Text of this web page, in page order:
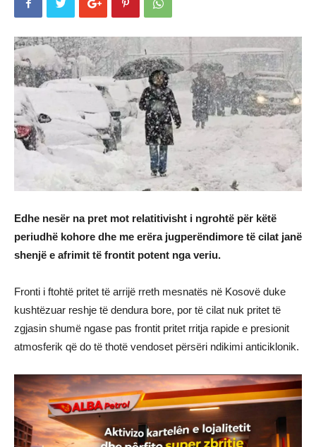
Edhe nesër na pret mot relatitivisht i ngrohtë për këtë
periudhë kohore dhe me erëra jugperëndimore të cilat janë
shenjë e afrimit të frontit potent nga veriu.
Fronti i ftohtë pritet të arrijë rreth mesnatës në Kosovë duke
kushtëzuar reshje të dendura bore, por të cilat nuk pritet të
zgjasin shumë ngase pas frontit pritet rritja rapide e presionit
atmosferik që do të thotë vendoset përsëri ndikimi anticiklonik.